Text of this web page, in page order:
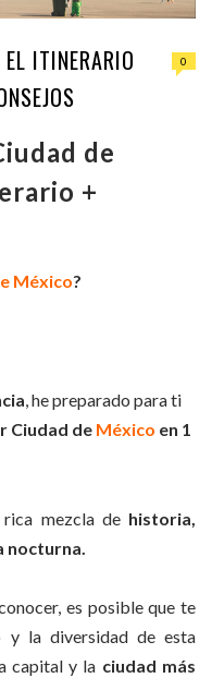
ITINERARIO
0
de
+
México?
, he preparado para ti
Ciudad de México en 1
mezcla de historia,
nocturna.
es posible que te
y la diversidad de esta
capital y la ciudad más